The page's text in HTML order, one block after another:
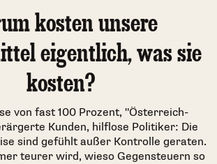
kosten unsere
eigentlich, was sie
kosten?
von fast 100 Prozent, "Österreich-
Kunden, hilflose Politiker: Die
sind gefühlt außer Kontrolle geraten.
teurer wird, wieso Gegensteuern so